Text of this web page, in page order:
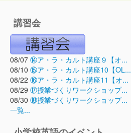
講習会
08/07 ⑭ア・ラ・カルト講座９【オ...
08/10 ⑮ア・ラ・カルト講座10【OL...
08/22 ⑯ア・ラ・カルト講座11【オ...
08/29 ⑰授業づくりワークショップ...
08/30 ⑱授業づくりワークショップ...
一覧...